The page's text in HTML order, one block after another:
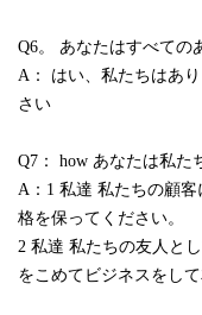
Q6。 あなたはすべての
A： はい、私たちはあ
さい
Q7： how あなたは私た
A：1 私達 私たちの顧
格を保ってください。
2 私達 私たちの友人と
をこめてビジネスをして